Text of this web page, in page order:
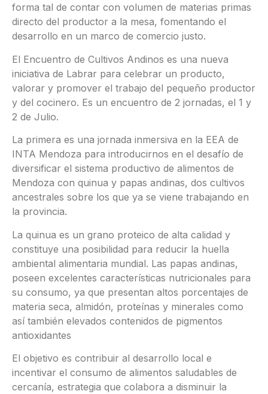
forma tal de contar con volumen de materias primas
directo del productor a la mesa, fomentando el
desarrollo en un marco de comercio justo.
El Encuentro de Cultivos Andinos es una nueva
iniciativa de Labrar para celebrar un producto,
valorar y promover el trabajo del pequeño productor
y del cocinero. Es un encuentro de 2 jornadas, el 1 y
2 de Julio.
La primera es una jornada inmersiva en la EEA de
INTA Mendoza para introducirnos en el desafío de
diversificar el sistema productivo de alimentos de
Mendoza con quinua y papas andinas, dos cultivos
ancestrales sobre los que ya se viene trabajando en
la provincia.
La quinua es un grano proteico de alta calidad y
constituye una posibilidad para reducir la huella
ambiental alimentaria mundial. Las papas andinas,
poseen excelentes características nutricionales para
su consumo, ya que presentan altos porcentajes de
materia seca, almidón, proteínas y minerales como
así también elevados contenidos de pigmentos
antioxidantes
El objetivo es contribuir al desarrollo local e
incentivar el consumo de alimentos saludables de
cercanía, estrategia que colabora a disminuir la